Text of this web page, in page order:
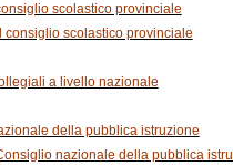
scolastico provinciale
consiglio scolastico provinciale
a livello nazionale
della pubblica istruzione
nazionale della pubblica